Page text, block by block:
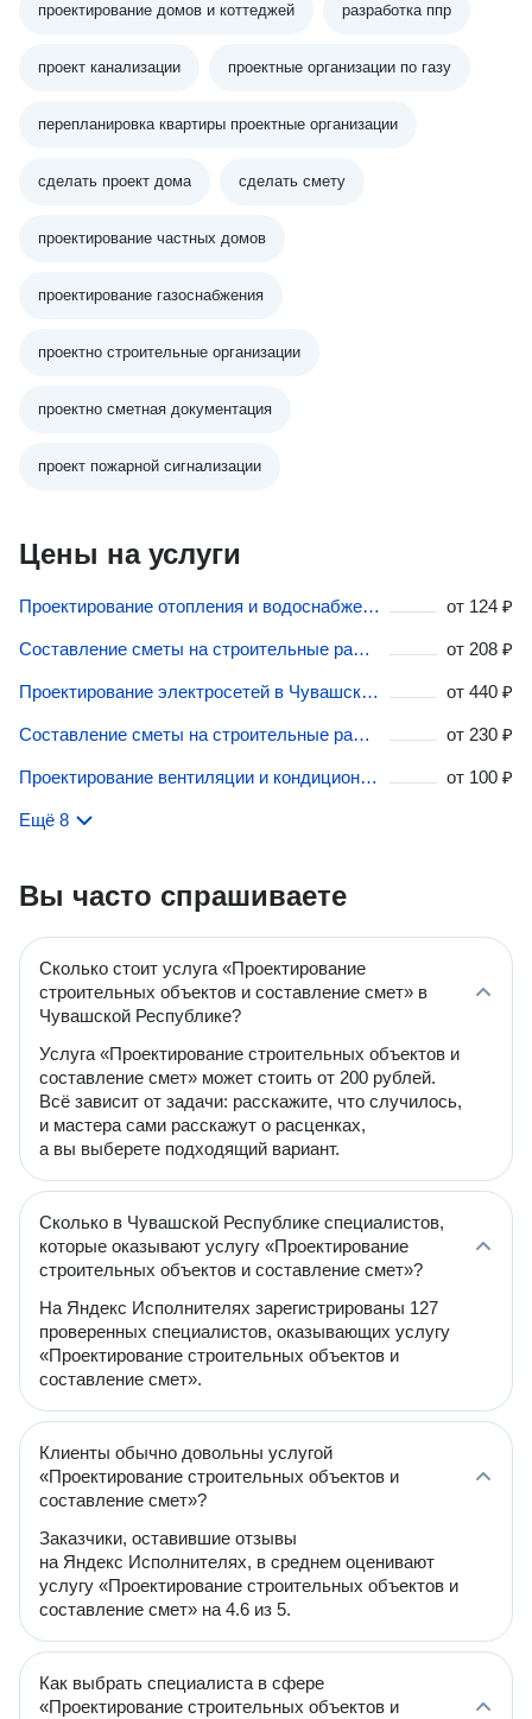
проектирование домов и коттеджей разработка ппр
проект канализации проектные организации по газу
перепланировка квартиры проектные организации
сделать проект дома сделать смету
проектирование частных домов
проектирование газоснабжения
проектно строительные организации
проектно сметная документация
проект пожарной сигнализации
Цены на услуги
Проектирование отопления и водоснабжения в Чувашской Республике от 124 ₽
Составление сметы на строительные работы в Чувашской Республике от 208 ₽
Проектирование электросетей в Чувашской Республике от 440 ₽
Составление сметы на строительные работы в Чувашской Республике от 230 ₽
Проектирование вентиляции и кондиционирования в Чувашской Республике от 100 ₽
Ещё 8
Вы часто спрашиваете
Сколько стоит услуга «Проектирование
строительных объектов и составление смет» в
Чувашской Республике?
Услуга «Проектирование строительных объектов и
составление смет» может стоить от 200 рублей.
Всё зависит от задачи: расскажите, что случилось,
и мастера сами расскажут о расценках,
а вы выберете подходящий вариант.
Сколько в Чувашской Республике специалистов,
которые оказывают услугу «Проектирование
строительных объектов и составление смет»?
На Яндекс Исполнителях зарегистрированы 127
проверенных специалистов, оказывающих услугу
«Проектирование строительных объектов и
составление смет».
Клиенты обычно довольны услугой
«Проектирование строительных объектов и
составление смет»?
Заказчики, оставившие отзывы
на Яндекс Исполнителях, в среднем оценивают
услугу «Проектирование строительных объектов и
составление смет» на 4.6 из 5.
Как выбрать специалиста в сфере
«Проектирование строительных объектов и